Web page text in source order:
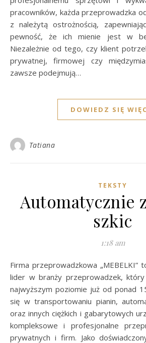
pracowników, każda przeprowadzka
z należytą ostrożnością,
pewność, że ich mienie jest w
Niezależnie od tego, czy klient
prywatnej, firmowej czy
zawsze podejmują…
DOWIEDZ SIĘ
Tatiana
TEKSTY
Automatycznie
szkic
1:18 am
Firma przeprowadzkowa „MEBELKI” to niekwestionowany
lider w branży przeprowadzek, który
najwyższym poziomie już od ponad
się w transportowaniu pianin,
oraz innych ciężkich i gabarytowych
kompleksowe i profesjonalne
prywatnych i firm. Jako